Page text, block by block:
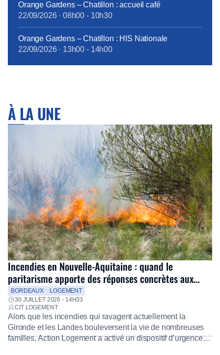
Orange Gardens – Chatillon : accueil café
22/09/2026· 08h00 - 10h30
Orange Gardens – Chatillon : HIS Nationale
22/09/2026· 13h00 - 14h00
À LA UNE
Incendies en Nouvelle-Aquitaine : quand le
paritarisme apporte des réponses concrètes aux
salariés
BORDEAUX
LOGEMENT
30 JUILLET 2026 - 14H33
CIT LOGEMENT
Alors que les incendies qui ravagent actuellement la
Gironde et les Landes bouleversent la vie de nombreuses
familles, Action Logement a activé un dispositif d’urgence